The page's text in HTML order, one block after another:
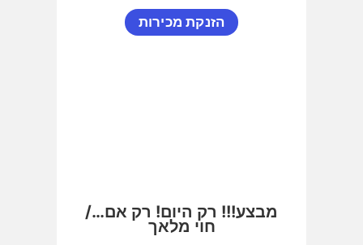
הזנקת מכירות
מבצע!!! רק היום! רק אם…/
חוי מלאך